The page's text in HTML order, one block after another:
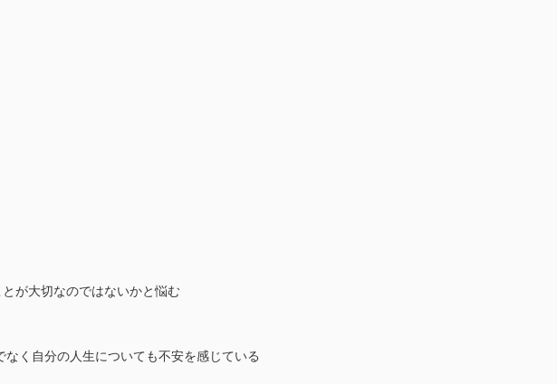
が大切なのではないかと悩む
く自分の人生についても不安を感じている